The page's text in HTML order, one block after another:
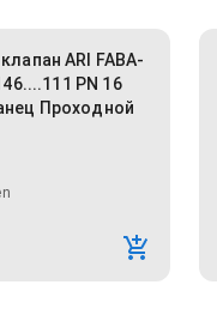
ARI FABA-
PN 16
Проходной